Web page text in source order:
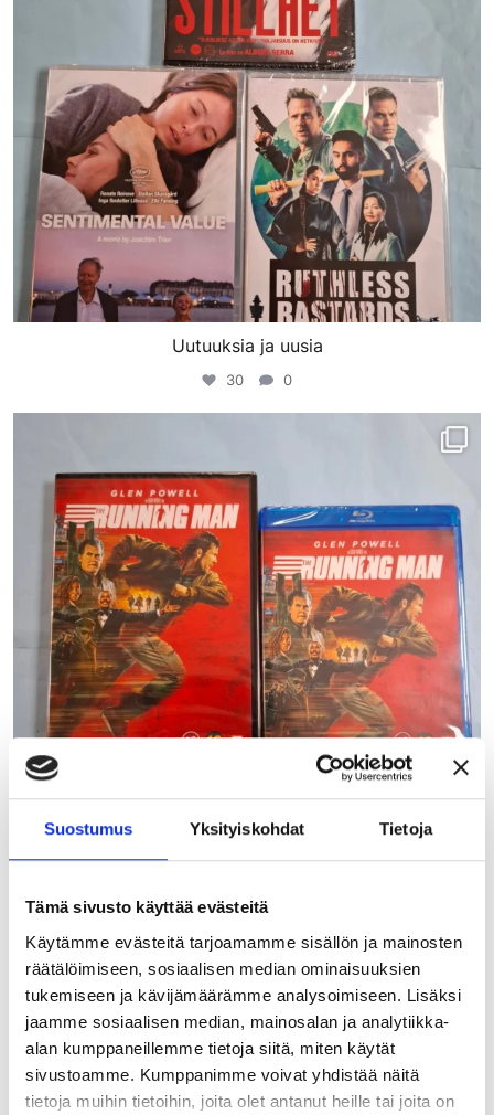
Suostumus Yksityiskohdat Tietoja
Tämä sivusto käyttää evästeitä
Käytämme evästeitä tarjoamamme sisällön ja mainosten
räätälöimiseen, sosiaalisen median ominaisuuksien
tukemiseen ja kävijämäärämme analysoimiseen. Lisäksi
jaamme sosiaalisen median, mainosalan ja analytiikka-
alan kumppaneillemme tietoja siitä, miten käytät
sivustoamme. Kumppanimme voivat yhdistää näitä
tietoja muihin tietoihin, joita olet antanut heille tai joita on
Uutuuksia ja uusia
30 0
Uutuuksia ja uusia
33 0
porinvideodivari
Helmi 23